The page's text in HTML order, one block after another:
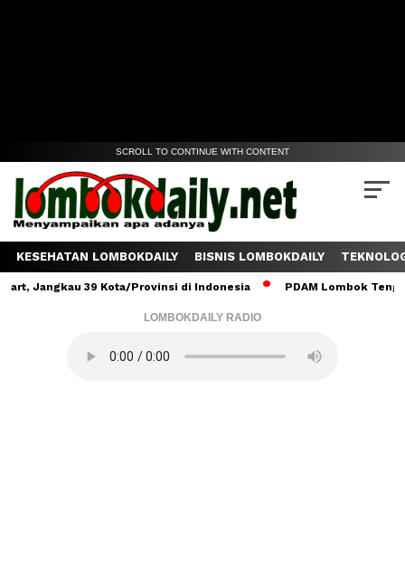
SCROLL TO CONTINUE WITH CONTENT
KESEHATAN LOMBOKDAILY BISNIS LOMBOKDAILY
39 Kota/Provinsi di Indonesia PDAM Lombok Tengah
LOMBOKDAILY RADIO